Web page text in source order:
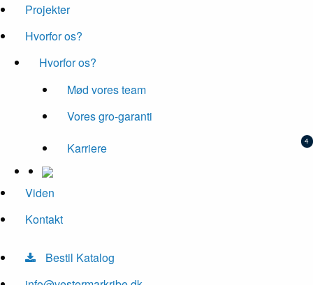
Projekter
Hvorfor os?
Hvorfor os?
Mød vores team
Vores gro-garanti
Karriere
Viden
Kontakt
Bestil Katalog